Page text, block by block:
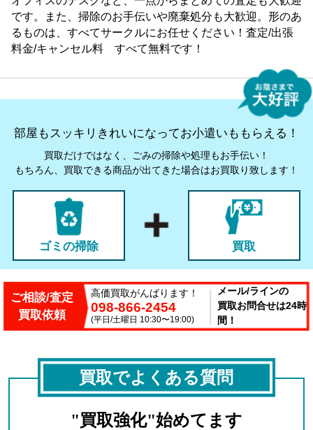
です。また、掃除のお手伝いや廃棄処分も大歓迎。形のあ
るものは、すべてサークルにお任せください！査定/出張
料金/キャンセル料 すべて無料です！
部屋もスッキリきれいになってお小遣いももらえる！
買取だけではなく、ごみの掃除や処理もお手伝い！
もちろん、買取できる商品が出てきた場合はお買取り致します！
ゴミの掃除 買取
ご相談/査定
買取依頼
高価買取がんばります！
098-866-2454
(平日/土曜日 10:30〜19:00)
メール/ラインの
買取お問合せは24時
間！
買取でよくある質問
"買取強化"始めてます